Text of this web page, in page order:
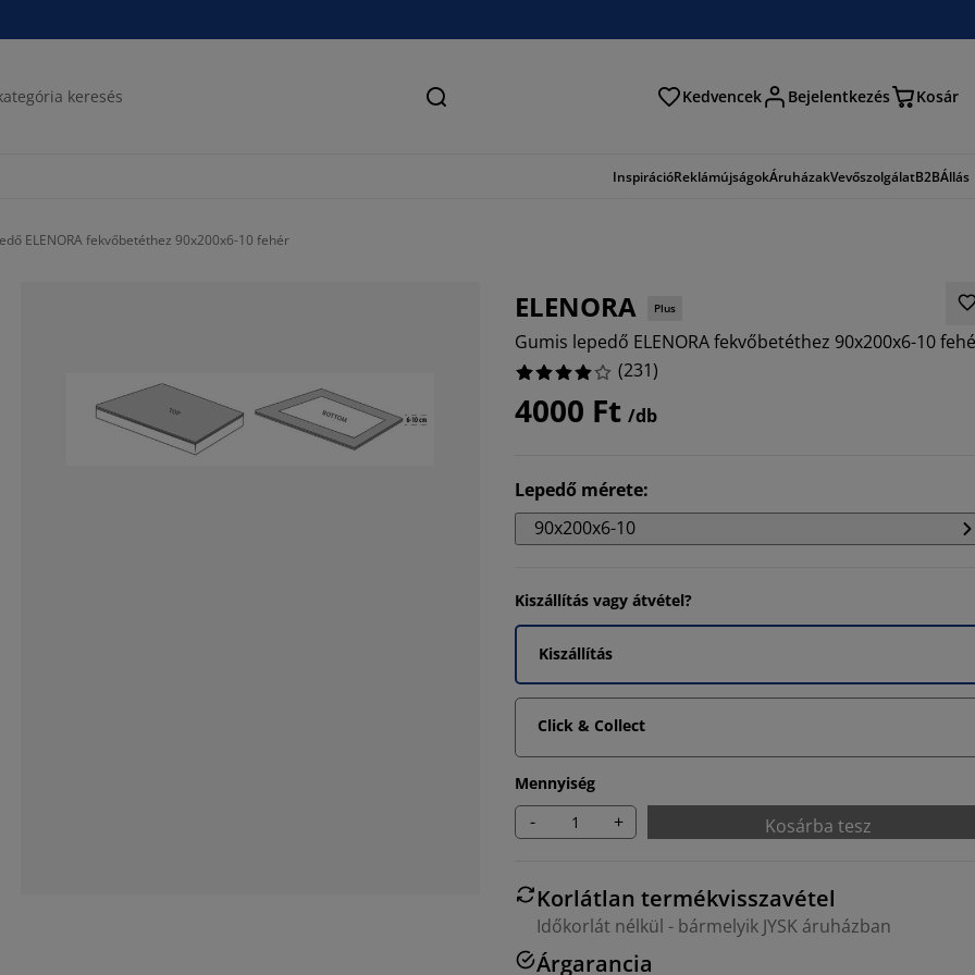
Keresés Kedvencek Bejelentkezés Kosár
InspirációReklámújságokÁruházakVevőszolgálatB2BÁllás
ELENORA fekvőbetéthez 90x200x6-10 fehér
ELENORA Plus
Gumis lepedő ELENORA fekvőbetéthez 90x200x6-10
(231)
4000 Ft /db
Lepedő mérete:
90x200x6-10
Kiszállítás vagy átvétel?
Kiszállítás
Click & Collect
Mennyiség
- + Kosárba tesz
Korlátlan termékvisszavétel
Időkorlát nélkül - bármelyik JYSK áruházban
Árgarancia
55.84415584415584%
6.926406926406926%
6.493506493506493%
10.822510822510822%